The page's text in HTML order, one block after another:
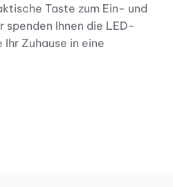
Taste zum Ein- und
Ihnen die LED-
Zuhause in eine